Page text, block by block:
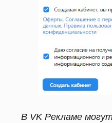
В VK Рекламе